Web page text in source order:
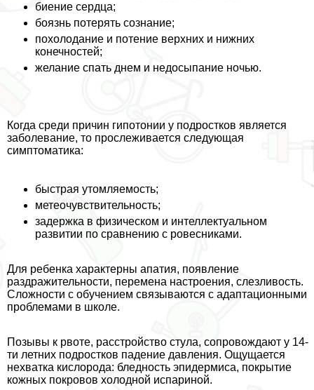
биение сердца;
боязнь потерять сознание;
похолодание и потение верхних и нижних
конечностей;
желание спать днем и недосыпание ночью.
Когда среди причин гипотонии у подростков является
заболевание, то прослеживается следующая
симптоматика:
быстрая утомляемость;
метеочувствительность;
задержка в физическом и интеллектуальном
развитии по сравнению с ровесниками.
Для ребенка хаpaктерны апатия, появление
раздражительности, перемена настроения, слезливость.
Сложности с обучением связываются с адаптационными
проблемами в школе.
Позывы к рвоте, расстройство стула, сопровождают у 14-
ти летних подростков падение давления. Ощущается
нехватка кислорода: бледность эпидермиса, покрытие
кожных покровов холодной испариной.